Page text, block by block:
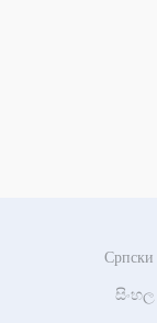
Српски
සිංහල